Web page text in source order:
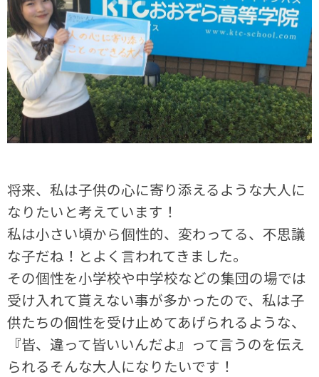
将来、私は子供の心に寄り添えるような大人に
なりたいと考えています！
私は小さい頃から個性的、変わってる、不思議
な子だね！とよく言われてきました。
その個性を小学校や中学校などの集団の場では
受け入れて貰えない事が多かったので、私は子
供たちの個性を受け止めてあげられるような、
『皆、違って皆いいんだよ』って言うのを伝え
られるそんな大人になりたいです！